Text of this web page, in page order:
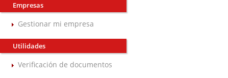
Empresas
Gestionar mi empresa
Utilidades
Verificación de documentos